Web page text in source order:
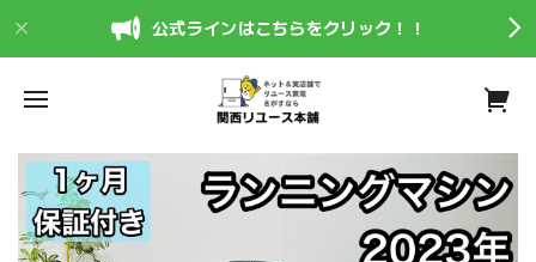
公式ラインはこちらをクリック！！